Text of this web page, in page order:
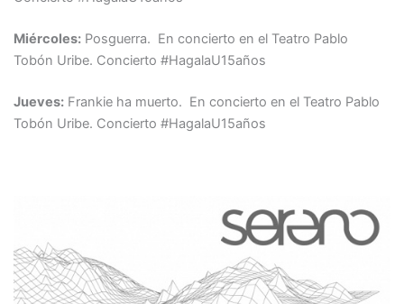
Miércoles:Posguerra. En concierto en el Teatro Pablo
Tobón Uribe. Concierto #HagalaU15años
Jueves:Frankie ha muerto. En concierto en el Teatro Pablo
Tobón Uribe. Concierto #HagalaU15años